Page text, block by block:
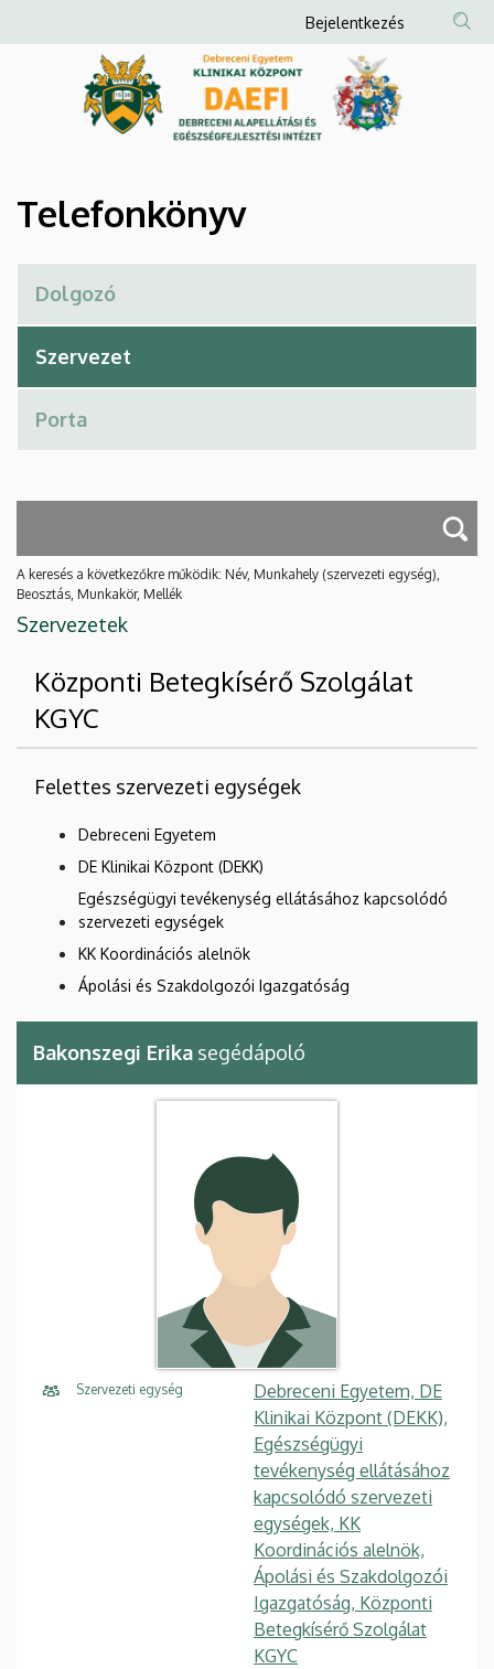
Debreceni
és
Egészségfejlesztési
Intézet
a
Anonim
Felhasználói
fiók
menüje
Bejelentkezés
Telefonkönyv
A keresés a következőkre működik: Név, Munkahely (szervezeti egység),
Beosztás, Munkakör, Mellék
Szervezetek
Központi Betegkísérő Szolgálat
KGYC
Felettes szervezeti egységek
Debreceni Egyetem
DE Klinikai Központ (DEKK)
Egészségügyi tevékenység ellátásához kapcsolódó
szervezeti egységek
KK Koordinációs alelnök
Ápolási és Szakdolgozói Igazgatóság
Bakonszegi Erika segédápoló
Szervezeti egység
Debreceni Egyetem, DE
Klinikai Központ (DEKK),
Egészségügyi
tevékenység ellátásához
kapcsolódó szervezeti
egységek, KK
Koordinációs alelnök,
Ápolási és Szakdolgozói
Igazgatóság, Központi
Betegkísérő Szolgálat
KGYC